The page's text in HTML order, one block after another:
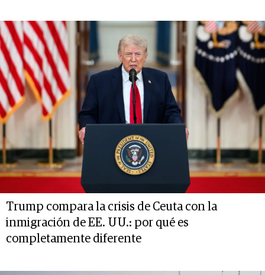
Trump compara la crisis de Ceuta con la
inmigración de EE. UU.: por qué es
completamente diferente